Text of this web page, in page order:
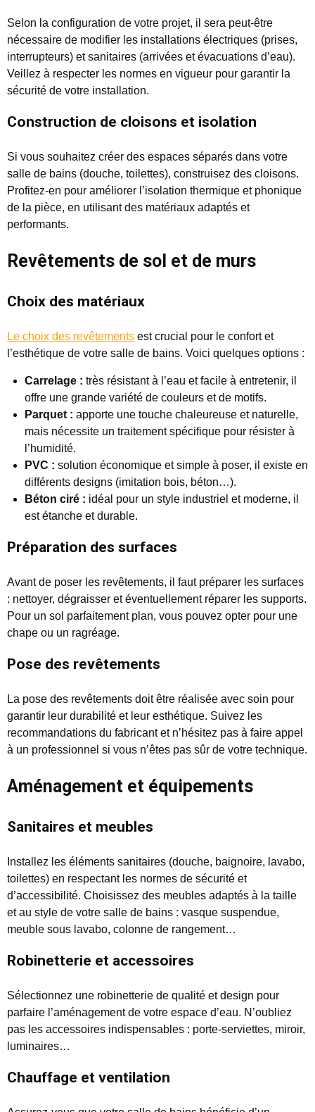
Selon la configuration de votre projet, il sera peut-être
nécessaire de modifier les installations électriques (prises,
interrupteurs) et sanitaires (arrivées et évacuations d’eau).
Veillez à respecter les normes en vigueur pour garantir la
sécurité de votre installation.
Construction de cloisons et isolation
Si vous souhaitez créer des espaces séparés dans votre
salle de bains (douche, toilettes), construisez des cloisons.
Profitez-en pour améliorer l’isolation thermique et phonique
de la pièce, en utilisant des matériaux adaptés et
performants.
Revêtements de sol et de murs
Choix des matériaux
Le choix des revêtements est crucial pour le confort et
l’esthétique de votre salle de bains. Voici quelques options :
Carrelage : très résistant à l’eau et facile à entretenir, il
offre une grande variété de couleurs et de motifs.
Parquet : apporte une touche chaleureuse et naturelle,
mais nécessite un traitement spécifique pour résister à
l’humidité.
PVC : solution économique et simple à poser, il existe en
différents designs (imitation bois, béton…).
Béton ciré : idéal pour un style industriel et moderne, il
est étanche et durable.
Préparation des surfaces
Avant de poser les revêtements, il faut préparer les surfaces
: nettoyer, dégraisser et éventuellement réparer les supports.
Pour un sol parfaitement plan, vous pouvez opter pour une
chape ou un ragréage.
Pose des revêtements
La pose des revêtements doit être réalisée avec soin pour
garantir leur durabilité et leur esthétique. Suivez les
recommandations du fabricant et n’hésitez pas à faire appel
à un professionnel si vous n’êtes pas sûr de votre technique.
Aménagement et équipements
Sanitaires et meubles
Installez les éléments sanitaires (douche, baignoire, lavabo,
toilettes) en respectant les normes de sécurité et
d’accessibilité. Choisissez des meubles adaptés à la taille
et au style de votre salle de bains : vasque suspendue,
meuble sous lavabo, colonne de rangement…
Robinetterie et accessoires
Sélectionnez une robinetterie de qualité et design pour
parfaire l’aménagement de votre espace d’eau. N’oubliez
pas les accessoires indispensables : porte-serviettes, miroir,
luminaires…
Chauffage et ventilation